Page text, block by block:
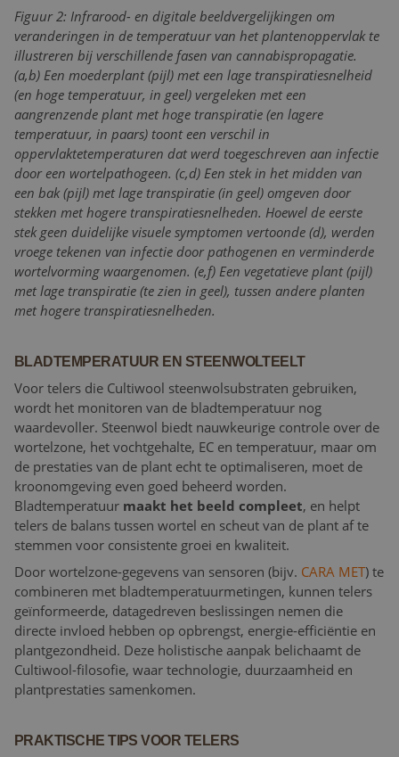
Figuur 2: Infrarood- en digitale beeldvergelijkingen om
veranderingen in de temperatuur van het plantenoppervlak te
illustreren bij verschillende fasen van cannabispropagatie.
(a,b) Een moederplant (pijl) met een lage transpiratiesnelheid
(en hoge temperatuur, in geel) vergeleken met een
aangrenzende plant met hoge transpiratie (en lagere
temperatuur, in paars) toont een verschil in
oppervlaktetemperaturen dat werd toegeschreven aan infectie
door een wortelpathogeen. (c,d) Een stek in het midden van
een bak (pijl) met lage transpiratie (in geel) omgeven door
stekken met hogere transpiratiesnelheden. Hoewel de eerste
stek geen duidelijke visuele symptomen vertoonde (d), werden
vroege tekenen van infectie door pathogenen en verminderde
wortelvorming waargenomen. (e,f) Een vegetatieve plant (pijl)
met lage transpiratie (te zien in geel), tussen andere planten
met hogere transpiratiesnelheden.
BLADTEMPERATUUR EN STEENWOLTEELT
Voor telers die Cultiwool steenwolsubstraten gebruiken,
wordt het monitoren van de bladtemperatuur nog
waardevoller. Steenwol biedt nauwkeurige controle over de
wortelzone, het vochtgehalte, EC en temperatuur, maar om
de prestaties van de plant echt te optimaliseren, moet de
kroonomgeving even goed beheerd worden.
Bladtemperatuur maakt het beeld compleet, en helpt
telers de balans tussen wortel en scheut van de plant af te
stemmen voor consistente groei en kwaliteit.
Door wortelzone-gegevens van sensoren (bijv. CARA MET) te
combineren met bladtemperatuurmetingen, kunnen telers
geïnformeerde, datagedreven beslissingen nemen die
directe invloed hebben op opbrengst, energie-efficiëntie en
plantgezondheid. Deze holistische aanpak belichaamt de
Cultiwool-filosofie, waar technologie, duurzaamheid en
plantprestaties samenkomen.
PRAKTISCHE TIPS VOOR TELERS